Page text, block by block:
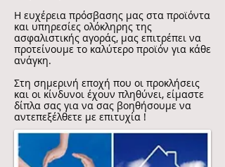
Η ευχέρεια πρόσβασης μας στα προϊόντα
και υπηρεσίες ολόκληρης της
ασφαλιστικής αγοράς, μας επιτρέπει να
προτείνουμε το καλύτερο προϊόν για κάθε
ανάγκη.
Στη σημερινή εποχή που οι προκλήσεις
και οι κίνδυνοι έχουν πληθύνει, είμαστε
δίπλα σας για να σας βοηθήσουμε να
αντεπεξέλθετε με επιτυχία !